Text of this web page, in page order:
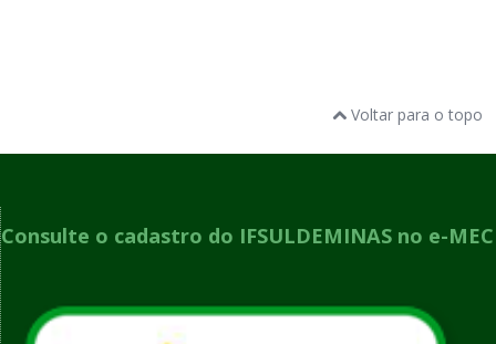
Voltar para o topo
Consulte o cadastro do IFSULDEMINAS no e-MEC